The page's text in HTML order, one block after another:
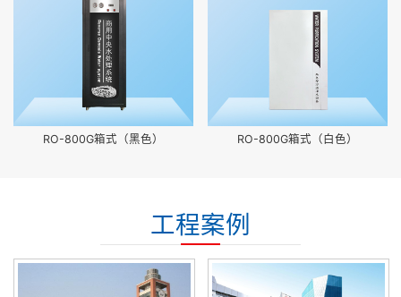
RO-800G箱式（黑色） RO-800G箱式（白色）
工程案例